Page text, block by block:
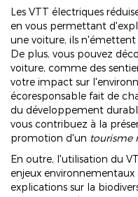
Les VTT électriques
en vous permettant
une voiture, ils n'émettent
De plus, vous pouvez
voiture, comme des
votre impact sur
écoresponsable fait de
du développement
vous contribuez à la
promotion d'un tourisme
En outre, l'utilisation du
enjeux
explications sur la